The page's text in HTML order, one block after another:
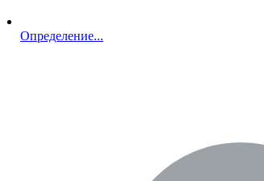
Определение...